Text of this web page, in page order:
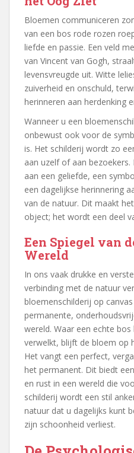
Bloemen communiceren
van een bos rode rozen
liefde en passie. Een veld
van Vincent van Gogh,
levensvreugde uit. Witte
zuiverheid en onschuld,
herinneren aan herdenking
Wanneer u een
onbewust ook voor de
is. Het schilderij wordt zo
aan uzelf of aan
aan een geliefde, een
een dagelijkse herinnering
van de natuur. Dit maakt
object; het wordt een deel
Een Spiegel van
Wereld
In ons vaak drukke en
verbinding met de natuur
bloemenschilderij op
permanente,
wereld. Waar een echte
verwelkt, blijft de bloem op
Het vangt een perfect,
het permanent. Dit biedt
en rust in een wereld die
schilderij wordt een stil
natuur dat u dagelijks kunt
zijn schoonheid verliest.